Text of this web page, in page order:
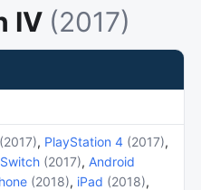
IV (2017)
(2017), PlayStation 4 (2017),
(2017), Android
(2018), iPad (2018),